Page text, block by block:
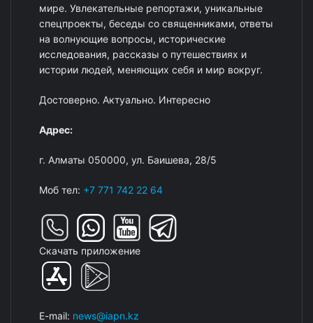
мире. Увлекательные репортажи, уникальные
спецпроекты, беседы со священниками, ответы
на волнующие вопросы, исторические
исследования, рассказы о путешествиях и
истории людей, меняющих себя и мир вокруг.
Достоверно. Актуально. Интересно
Адрес:
г. Алматы 050000, ул. Баишева, 28/5
Моб тел: +7 771 742 22 64
Скачать приложение
E-mail: news@iapn.kz